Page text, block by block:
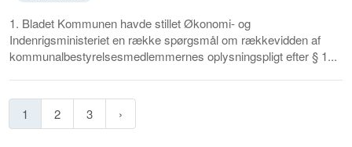
1. Bladet Kommunen havde stillet Økonomi- og
Indenrigsministeriet en række spørgsmål om rækkevidden af
kommunalbestyrelsesmedlemmernes oplysningspligt efter § 1...
1 2 3